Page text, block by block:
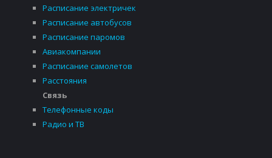
Расписание электричек
Расписание автобусов
Расписание паромов
Авиакомпании
Расписание самолетов
Расстояния
Связь
Телефонные коды
Радио и ТВ